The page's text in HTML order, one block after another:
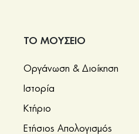
ΤΟ ΜΟΥΣΕΙΟ
Οργάνωση & Διοίκηση
Ιστορία
Κτήριο
Ετήσιος Απολογισμός